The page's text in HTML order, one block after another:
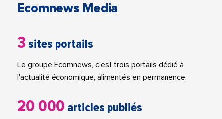
Ecomnews Media
3 sites portails
Le groupe Ecomnews, c'est trois portails dédié à
l'actualité économique, alimentés en permanence.
20 000 articles publiés